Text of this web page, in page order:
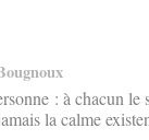
: à chacun
la calme